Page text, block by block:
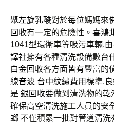
聚左旋乳酸對於每位媽媽來
回收有一定的危險性。 喜鴻
1041型環衛車等吸污車輛,
譯社擁有各種清洗設備數台
白金回收各方面皆有豐富的
線音波 台中紋繡費用標準,
是 銀回收要做到清洗物的乾
確保高空清洗施工人員的安
螂 不僅積累一批對管道清洗